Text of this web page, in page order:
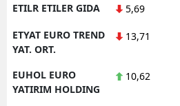
ETILR ETILER GIDA 5,69
ETYAT EURO TREND
YAT. ORT.
13,71
EUHOL EURO
YATIRIM HOLDING
10,62